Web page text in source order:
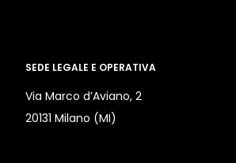
SEDE LEGALE E OPERATIVA
Via Marco d’Aviano, 2
20131 Milano (MI)